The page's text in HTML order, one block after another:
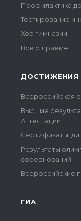
Профилактика
Тестирование
Хор гимназии
Всё о приёме
ДОСТИЖЕНИЯ
Всероссийская
Высшие
Аттестации
Сертификаты,
Результаты
соревнований
Всероссийские
ГИА